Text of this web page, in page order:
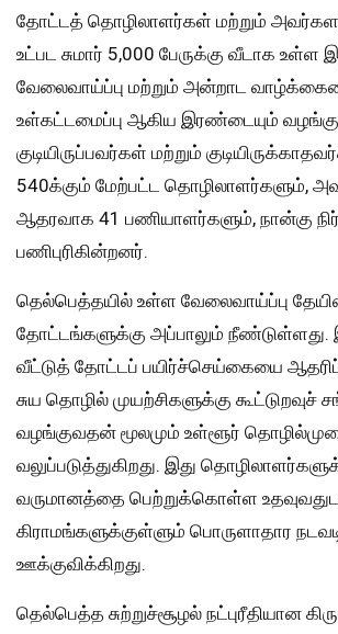
தோட்டத் தொழிலாளர்கள் மற்றும்
உட்பட சுமார் 5,000 பேருக்கு வீடாக
வேலைவாய்ப்பு மற்றும் அன்றாட
உள்கட்டமைப்பு ஆகிய இரண்டையும்
குடியிருப்பவர்கள் மற்றும்
540க்கும் மேற்பட்ட தொழிலாளர்களும்,
ஆதரவாக 41 பணியாளர்களும், நான்கு
பணிபுரிகின்றனர்.
தெல்பெத்தயில் உள்ள வேலைவாய்ப்பு
தோட்டங்களுக்கு அப்பாலும்
வீட்டுத் தோட்டப் பயிர்ச்செய்கையை
சுய தொழில் முயற்சிகளுக்கு
வழங்குவதன் மூலமும் உள்ளூர்
வலுப்படுத்துகிறது. இது
வருமானத்தை பெற்றுக்கொள்ள
கிராமங்களுக்குள்ளும் பொருளாதார
ஊக்குவிக்கிறது.
தெல்பெத்த சுற்றுச்சூழல் நட்புரீதியான